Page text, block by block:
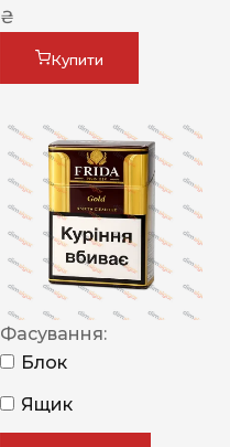
₴
Купити
Фасування:
Блок
Ящик